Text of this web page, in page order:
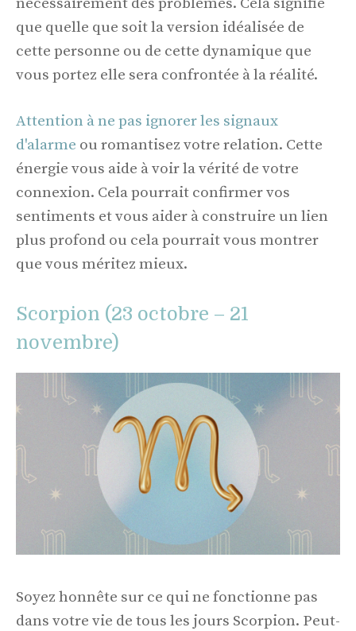
que quelle que soit la version idéalisée de
cette personne ou de cette dynamique que
vous portez elle sera confrontée à la réalité.
Attention à ne pas ignorer les signaux
d'alarme ou romantisez votre relation. Cette
énergie vous aide à voir la vérité de votre
connexion. Cela pourrait confirmer vos
sentiments et vous aider à construire un lien
plus profond ou cela pourrait vous montrer
que vous méritez mieux.
Scorpion (23 octobre – 21
novembre)
Soyez honnête sur ce qui ne fonctionne pas
dans votre vie de tous les jours Scorpion. Peut-